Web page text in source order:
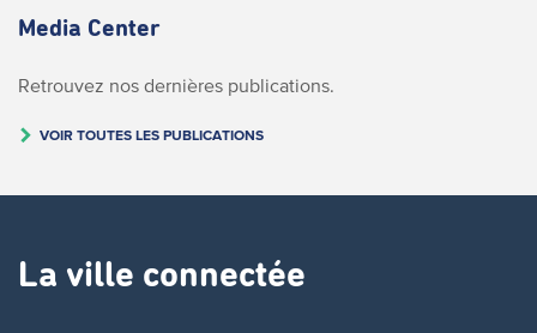
Media Center
Retrouvez nos dernières publications.
VOIR TOUTES LES PUBLICATIONS
La ville connectée